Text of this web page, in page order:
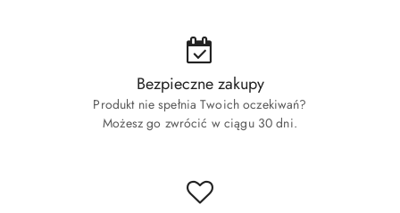
Bezpieczne zakupy
Produkt nie spełnia Twoich oczekiwań?
Możesz go zwrócić w ciągu 30 dni.